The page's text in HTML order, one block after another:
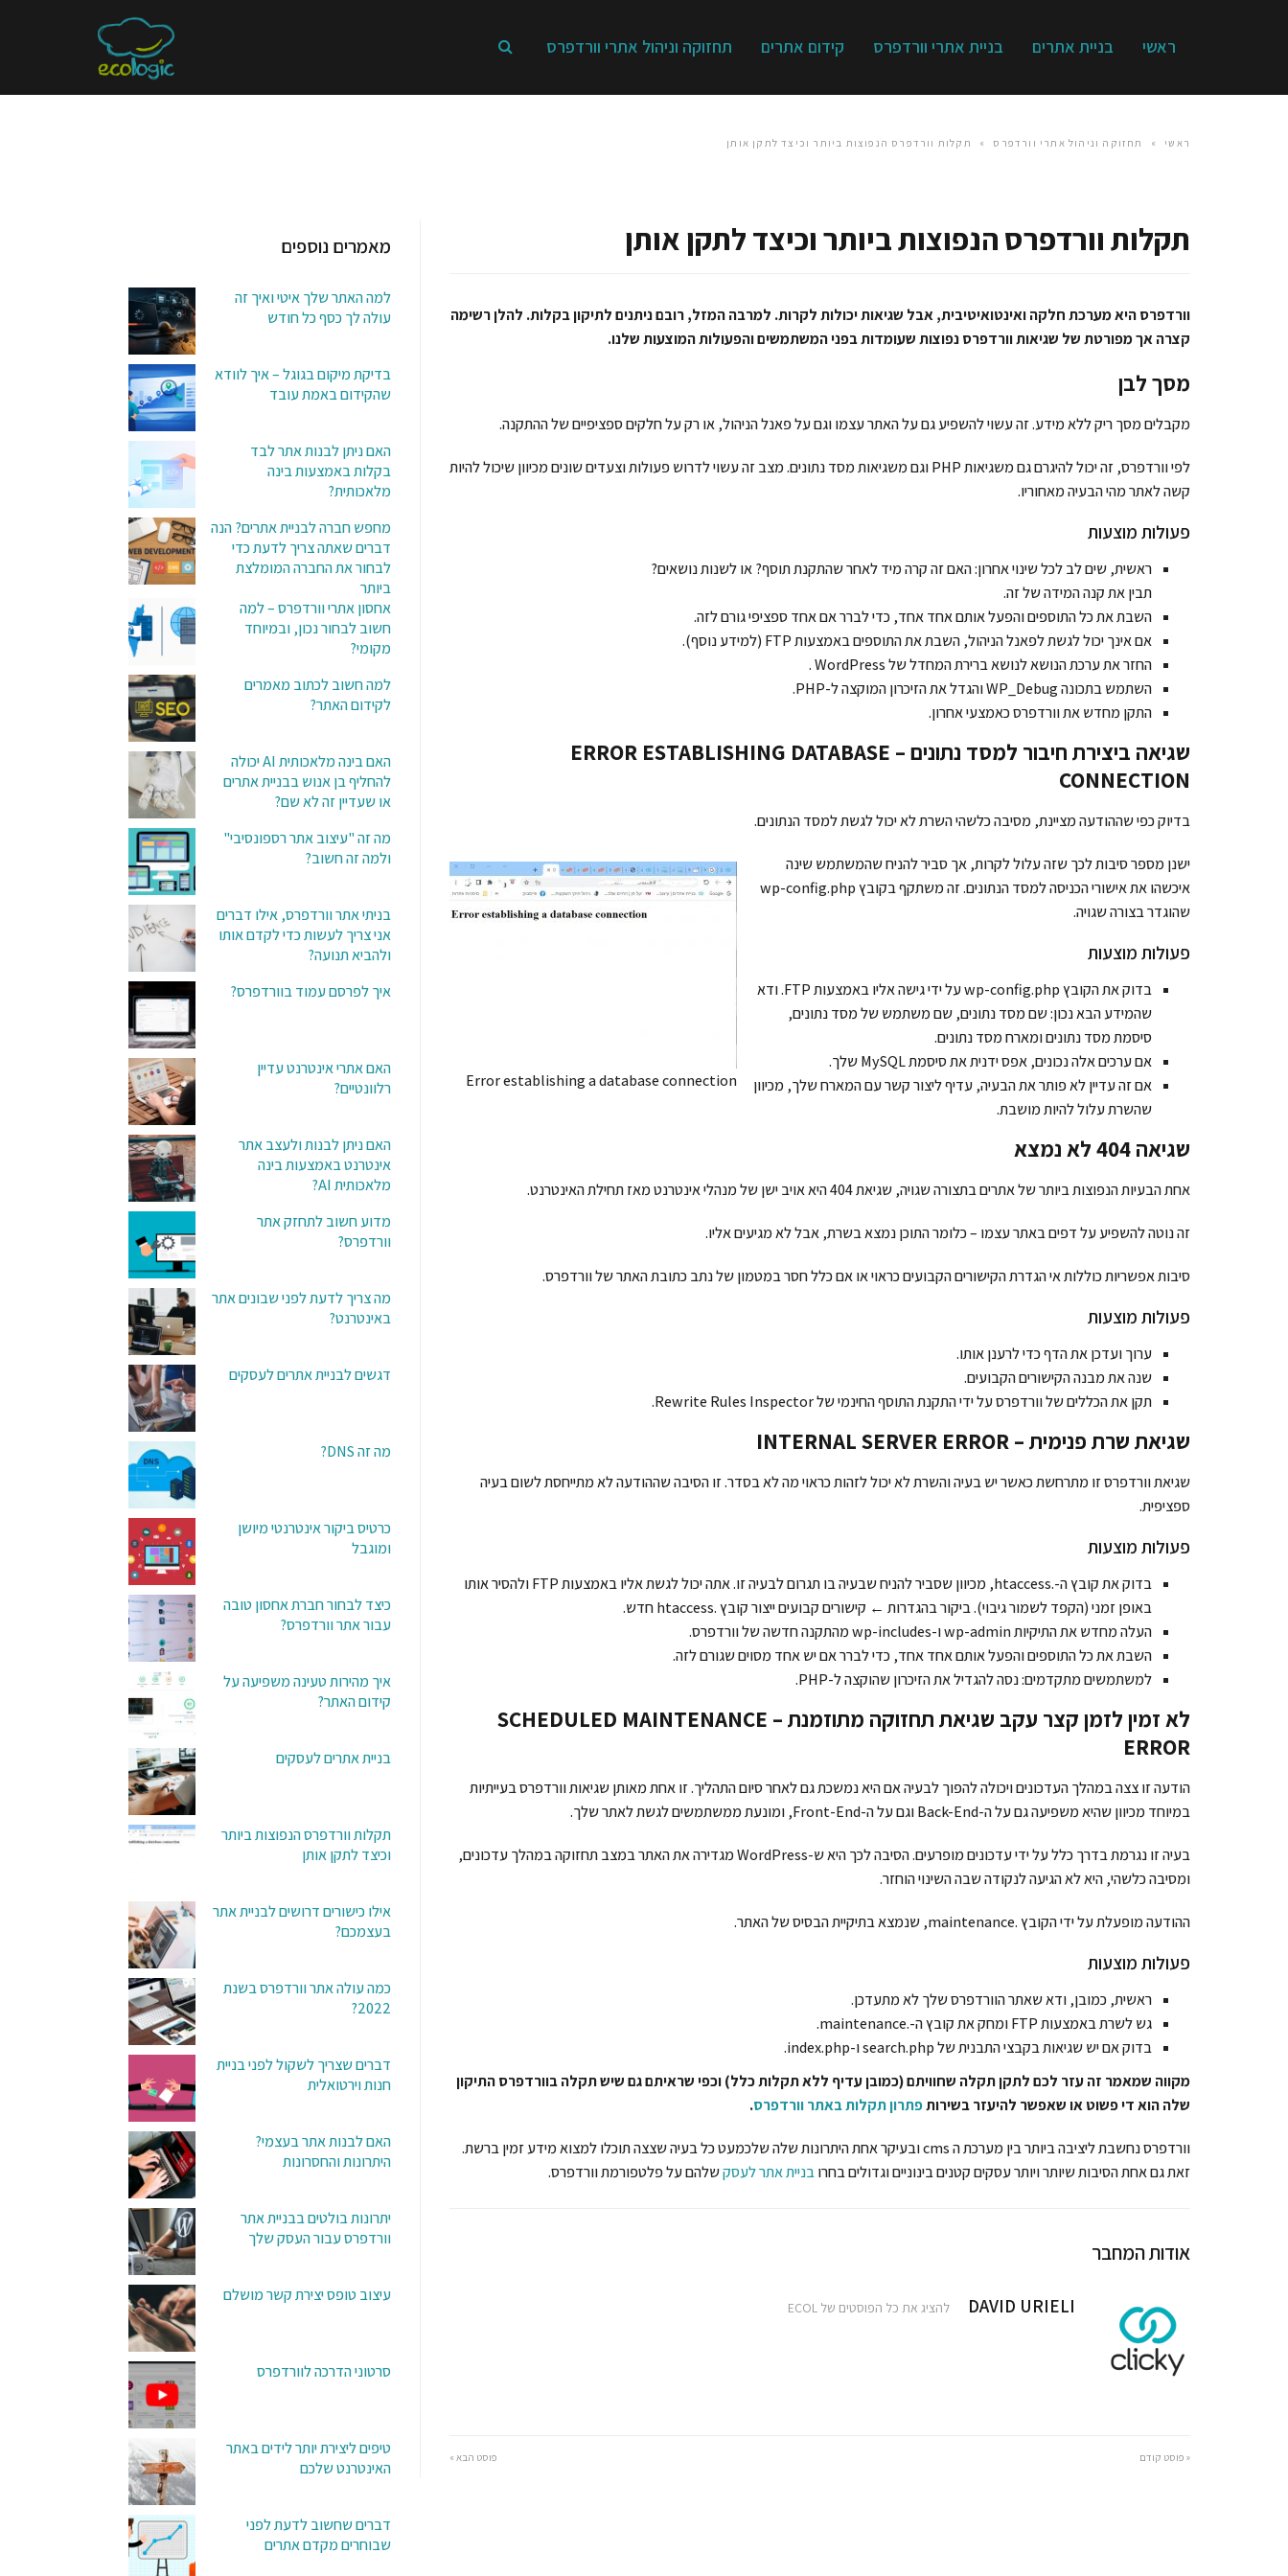
ראשי בניית אתרים בניית אתרי וורדפרס קידום אתרים תחזוקה וניהול אתרי וורדפרס
ראשי » תחזוקה וניהול אתרי וורדפרס » תקלות וורדפרס הנפוצות ביותר וכיצד לתקן אותן
תקלות וורדפרס הנפוצות ביותר וכיצד לתקן אותן
וורדפרס היא מערכת חלקה ואינטואיטיבית, אבל שגיאות יכולות לקרות. למרבה המזל, רובם ניתנים לתיקון בקלות. להלן רשימה
קצרה אך מפורטת של שגיאות וורדפרס נפוצות שעומדות בפני המשתמשים והפעולות המוצעות שלנו.
מסך לבן
מקבלים מסך ריק ללא מידע. זה עשוי להשפיע גם על האתר עצמו וגם על פאנל הניהול, או רק על חלקים ספציפיים של ההתקנה.
לפי וורדפרס, זה יכול להיגרם גם משגיאות PHP וגם משגיאות מסד נתונים. מצב זה עשוי לדרוש פעולות וצעדים שונים מכיוון שיכול להיות
קשה לאתר מהי הבעיה מאחוריו.
פעולות מוצעות
ראשית, שים לב לכל שינוי אחרון: האם זה קרה מיד לאחר שהתקנת תוסף? או לשנות נושאים?
תבין את קנה המידה של זה.
השבת את כל התוספים והפעל אותם אחד אחד, כדי לברר אם אחד ספציפי גורם לזה.
אם אינך יכול לגשת לפאנל הניהול, השבת את התוספים באמצעות FTP (למידע נוסף).
החזר את ערכת הנושא לנושא ברירת המחדל של WordPress .
השתמש בתכונה WP_Debug והגדל את הזיכרון המוקצה ל-PHP.
התקן מחדש את וורדפרס כאמצעי אחרון.
שגיאה ביצירת חיבור למסד נתונים – ERROR ESTABLISHING DATABASE
CONNECTION
בדיוק כפי שההודעה מציינת, מסיבה כלשהי השרת לא יכול לגשת למסד הנתונים.
Error establishing a database connection
ישנן מספר סיבות לכך שזה עלול לקרות, אך סביר להניח שהמשתמש שינה
איכשהו את אישורי הכניסה למסד הנתונים. זה משתקף בקובץ wp-config.php
שהוגדר בצורה שגויה.
פעולות מוצעות
בדוק את הקובץ wp-config.php על ידי גישה אליו באמצעות FTP. ודא
שהמידע הבא נכון: שם מסד נתונים, שם משתמש של מסד נתונים,
סיסמת מסד נתונים ומארח מסד נתונים.
אם ערכים אלה נכונים, אפס ידנית את סיסמת MySQL שלך.
אם זה עדיין לא פותר את הבעיה, עדיף ליצור קשר עם המארח שלך, מכיוון
שהשרת עלול להיות מושבת.
שגיאה 404 לא נמצא
אחת הבעיות הנפוצות ביותר של אתרים בתצורה שגויה, שגיאת 404 היא אויב ישן של מנהלי אינטרנט מאז תחילת האינטרנט.
זה נוטה להשפיע על דפים באתר עצמו – כלומר התוכן נמצא בשרת, אבל לא מגיעים אליו.
סיבות אפשריות כוללות אי הגדרת הקישורים הקבועים כראוי או אם כלל חסר במטמון של נתב כתובת האתר של וורדפרס.
פעולות מוצעות
ערוך ועדכן את הדף כדי לרענן אותו.
שנה את מבנה הקישורים הקבועים.
תקן את הכללים של וורדפרס על ידי התקנת התוסף החינמי של Rewrite Rules Inspector.
שגיאת שרת פנימית – INTERNAL SERVER ERROR
שגיאת וורדפרס זו מתרחשת כאשר יש בעיה והשרת לא יכול לזהות כראוי מה לא בסדר. זו הסיבה שההודעה לא מתייחסת לשום בעיה
ספציפית.
פעולות מוצעות
בדוק את קובץ ה-.htaccess, מכיוון שסביר להניח שבעיה בו תגרום לבעיה זו. אתה יכול לגשת אליו באמצעות FTP ולהסיר אותו
באופן זמני (הקפד לשמור גיבוי). ביקור בהגדרות ← קישורים קבועים ייצור קובץ .htaccess חדש.
העלה מחדש את התיקיות wp-admin ו-wp-includes מהתקנה חדשה של וורדפרס.
השבת את כל התוספים והפעל אותם אחד אחד, כדי לברר אם יש אחד מסוים שגורם לזה.
למשתמשים מתקדמים: נסה להגדיל את הזיכרון שהוקצה ל-PHP.
לא זמין לזמן קצר עקב שגיאת תחזוקה מתוזמנת – SCHEDULED MAINTENANCE
ERROR
הודעה זו צצה במהלך העדכונים ויכולה להפוך לבעיה אם היא נמשכת גם לאחר סיום התהליך. זו אחת מאותן שגיאות וורדפרס בעייתיות
במיוחד מכיוון שהיא משפיעה גם על ה-Back-End וגם על ה-Front-End, ומונעת ממשתמשים לגשת לאתר שלך.
בעיה זו נגרמת בדרך כלל על ידי עדכונים מופרעים. הסיבה לכך היא ש-WordPress מגדירה את האתר במצב תחזוקה במהלך עדכונים,
ומסיבה כלשהי, היא לא הגיעה לנקודה שבה השינוי הוחזר.
ההודעה מופעלת על ידי הקובץ .maintenance, שנמצא בתיקיית הבסיס של האתר.
פעולות מוצעות
ראשית, כמובן, ודא שאתר הוורדפרס שלך לא מתעדכן.
גש לשרת באמצעות FTP ומחק את קובץ ה-.maintenance.
בדוק אם יש שגיאות בקבצי התבנית של search.php ו-index.php.
מקווה שמאמר זה עזר לכם לתקן תקלה שחוויתם (כמובן עדיף ללא תקלות כלל) וכפי שראיתם גם שיש תקלה בוורדפרס התיקון
שלה הוא די פשוט או שאפשר להיעזר בשירותפתרון תקלות באתר וורדפרס.
וורדפרס נחשבת ליציבה ביותר בין מערכת ה cms ובעיקר אחת היתרונות שלה שלכמעט כל בעיה שצצה תוכלו למצוא מידע זמין ברשת.
זאת גם אחת הסיבות שיותר ויותר עסקים קטנים בינוניים וגדולים בחרובניית אתר לעסקשלהם על פלטפורמת וורדפרס.
אודות המחבר
DAVID URIELI להציג את כל הפוסטים של ECOL
« פוסט קודם פוסט הבא »
מאמרים נוספים
למה האתר שלך איטי ואיך זה
עולה לך כסף כל חודש
בדיקת מיקום בגוגל – איך לוודא
שהקידום באמת עובד
האם ניתן לבנות אתר לבד
בקלות באמצעות בינה
מלאכותית?
מחפש חברה לבניית אתרים? הנה
דברים שאתה צריך לדעת כדי
לבחור את החברה המומלצת
ביותר
אחסון אתרי וורדפרס – למה
חשוב לבחור נכון, ובמיוחד
מקומי?
למה חשוב לכתוב מאמרים
לקידום האתר?
האם בינה מלאכותית AI יכולה
להחליף בן אנוש בבניית אתרים
או שעדיין זה לא שם?
מה זה "עיצוב אתר רספונסיבי"
ולמה זה חשוב?
בניתי אתר וורדפרס, אילו דברים
אני צריך לעשות כדי לקדם אותו
ולהביא תנועה?
איך לפרסם עמוד בוורדפרס?
האם אתרי אינטרנט עדיין
רלוונטיים?
האם ניתן לבנות ולעצב אתר
אינטרנט באמצעות בינה
מלאכותית AI?
מדוע חשוב לתחזק אתר
וורדפרס?
מה צריך לדעת לפני שבונים אתר
באינטרנט?
דגשים לבניית אתרים לעסקים
מה זה DNS?
כרטיס ביקור אינטרנטי מיושן
ומוגבל
כיצד לבחור חברת אחסון טובה
עבור אתר וורדפרס?
איך מהירות טעינה משפיעה על
קידום האתר?
בניית אתרים לעסקים
תקלות וורדפרס הנפוצות ביותר
וכיצד לתקן אותן
אילו כישורים דרושים לבניית אתר
בעצמכם?
כמה עולה אתר וורדפרס בשנת
2022?
דברים שצריך לשקול לפני בניית
חנות וירטואלית
האם לבנות אתר בעצמי?
היתרונות והחסרונות
יתרונות בולטים בבניית אתר
וורדפרס עבור העסק שלך
עיצוב טופס יצירת קשר מושלם
סרטוני הדרכה לוורדפרס
טיפים ליצירת יותר לידים באתר
האינטרנט שלכם
דברים שחשוב לדעת לפני
שבוחרים מקדם אתרים